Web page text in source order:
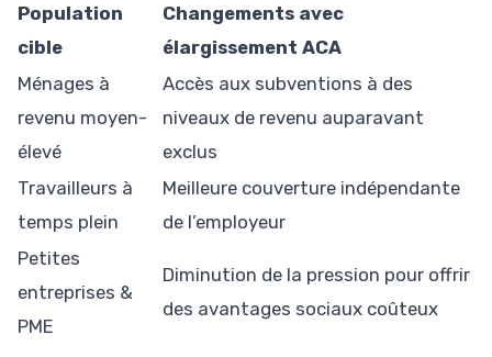
Population
cible
Changements avec
élargissement ACA
Ménages à
revenu moyen-
élevé
Accès aux subventions à des
niveaux de revenu auparavant
exclus
Travailleurs à
temps plein
Meilleure couverture indépendante
de l’employeur
Petites
entreprises &
PME
Diminution de la pression pour offrir
des avantages sociaux coûteux